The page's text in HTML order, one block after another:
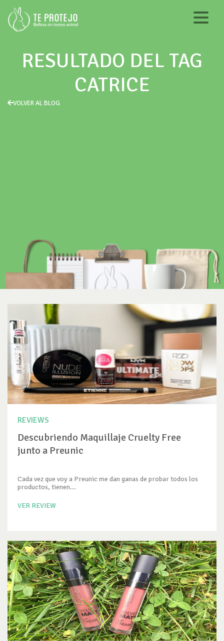
RESULTADO DEL TAG
CATRICE
VOLVER AL BLOG
REVIEWS
Descubriendo Maquillaje Cruelty Free
junto a Preunic
Cada vez que voy a Preunic me dan ganas de probar todos los
productos, tienen...
VER REVIEW